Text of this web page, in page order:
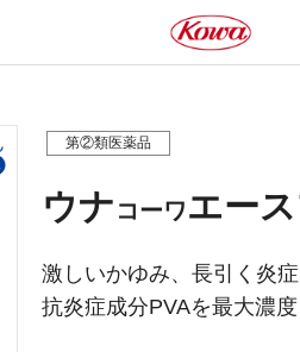
第②類医薬品
ウナ コーワエー
激しいかゆみ、長引く炎症
抗炎症成分PVAを最大濃度